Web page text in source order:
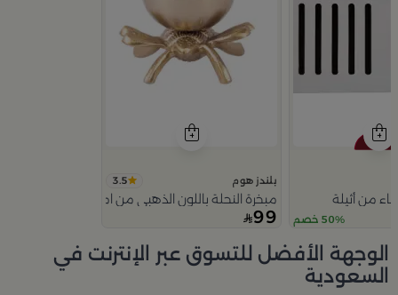
من أثيلة
50% خصم
بلندز هوم 3.5
مبخرة النحلة باللون الذهبي من امارا
99
الوجهة الأفضل للتسوق عبر الإنترنت في
السعودية